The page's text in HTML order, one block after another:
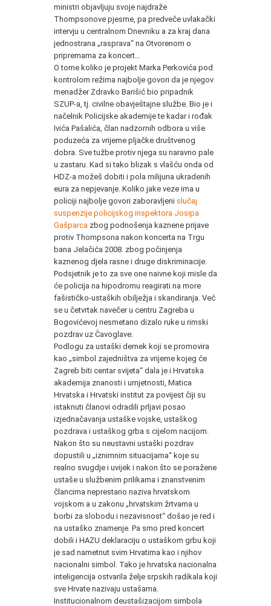
ministri objavljuju svoje najdraže
Thompsonove pjesme, pa predveče uvlakački
intervju u centralnom Dnevniku a za kraj dana
jednostrana „rasprava“ na Otvorenom o
pripremama za koncert…
O tome koliko je projekt Marka Perkovića pod
kontrolom režima najbolje govori da je njegov
menadžer Zdravko Barišić bio pripadnik
SZUP-a, tj. civilne obavještajne službe. Bio je i
načelnik Policijske akademije te kadar i rođak
Ivića Pašalića, član nadzornih odbora u više
poduzeća za vrijeme pljačke društvenog
dobra. Sve tužbe protiv njega su naravno pale
u zastaru. Kad si tako blizak s vlašću onda od
HDZ-a možeš dobiti i pola milijuna ukradenih
eura za nepjevanje. Koliko jake veze ima u
policiji najbolje govori zaboravljeni slučaj
suspenzije policijskog inspektora Josipa
Gašparca zbog podnošenja kaznene prijave
protiv Thompsona nakon koncerta na Trgu
bana Jelačića 2008. zbog počinjenja
kaznenog djela rasne i druge diskriminacije.
Podsjetnik je to za sve one naivne koji misle da
će policija na hipodromu reagirati na more
fašističko-ustaških obilježja i skandiranja. Već
se u četvrtak navečer u centru Zagreba u
Bogovićevoj nesmetano dizalo ruke u rimski
pozdrav uz Čavoglave.
Podlogu za ustaški dernek koji se promovira
kao „simbol zajedništva za vrijeme kojeg će
Zagreb biti centar svijeta“ dala je i Hrvatska
akademija znanosti i umjetnosti, Matica
Hrvatska i Hrvatski institut za povijest čiji su
istaknuti članovi odradili prljavi posao
izjednačavanja ustaške vojske, ustaškog
pozdrava i ustaškog grba s cijelom nacijom.
Nakon što su neustavni ustaški pozdrav
dopustili u „iznimnim situacijama“ koje su
realno svugdje i uvijek i nakon što se poražene
ustaše u službenim prilikama i znanstvenim
člancima neprestano naziva hrvatskom
vojskom a u zakonu „hrvatskim žrtvama u
borbi za slobodu i nezavisnost“ došao je red i
na ustaško znamenje. Pa smo pred koncert
dobili i HAZU deklaraciju o ustaškom grbu koji
je sad nametnut svim Hrvatima kao i njihov
nacionalni simbol. Tako je hrvatska nacionalna
inteligencija ostvarila želje srpskih radikala koji
sve Hrvate nazivaju ustašama.
Institucionalnom deustašizacijom simbola